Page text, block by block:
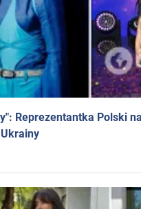
Reprezentantka Polski